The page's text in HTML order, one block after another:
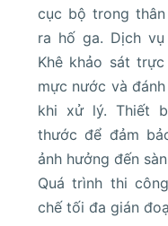
cục bộ trong
ra hố ga. Dịch
Khê khảo sát
mực nước và
khi xử lý. Thiết
thước để đảm
ảnh hưởng đến
Quá trình thi
chế tối đa gián